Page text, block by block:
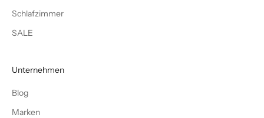
Schlafzimmer
SALE
Unternehmen
Blog
Marken